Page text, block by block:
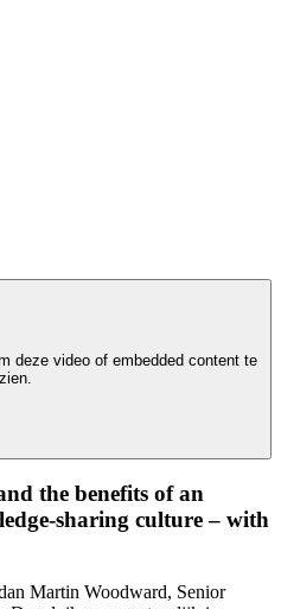
deze video of embedded content te
zien.
the benefits of an
sharing culture – with
Martin Woodward, Senior